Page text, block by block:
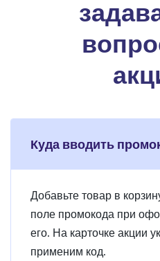
Куда вводить
Добавьте товар в
поле промокода при
его. На карточке акции
применим код.